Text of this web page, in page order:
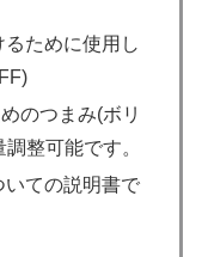
るために使用し
のつまみ(ボリ
整可能です。
いての説明書で